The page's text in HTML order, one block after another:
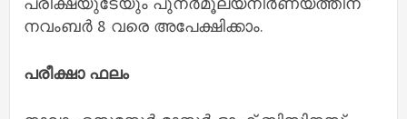
നവംബര്‍ 8 വരെ അപേക്ഷിക്കാം.
പരീക്ഷാ ഫലം